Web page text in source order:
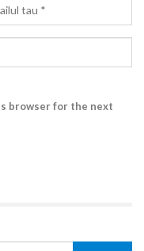
browser for the next